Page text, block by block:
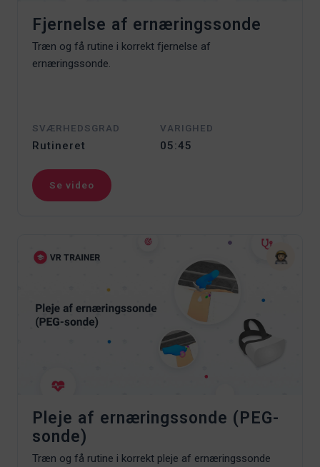
Fjernelse af ernæringssonde
Træn og få rutine i korrekt fjernelse af
ernæringssonde.
SVÆRHEDSGRAD
Rutineret
VARIGHED
05:45
Se video
Pleje af ernæringssonde (PEG-
sonde)
Træn og få rutine i korrekt pleje af ernæringssonde